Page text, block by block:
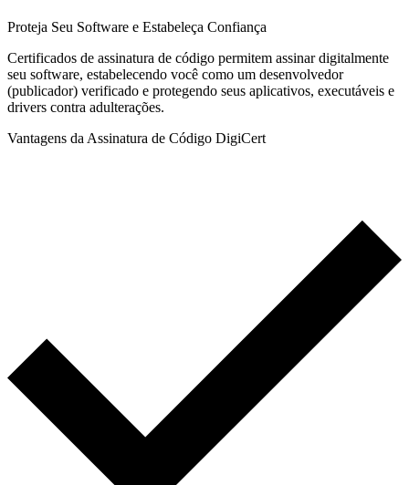
Proteja Seu Software e Estabeleça Confiança
Certificados de assinatura de código permitem assinar digitalmente
seu software, estabelecendo você como um desenvolvedor
(publicador) verificado e protegendo seus aplicativos, executáveis e
drivers contra adulterações.
Vantagens da Assinatura de Código DigiCert